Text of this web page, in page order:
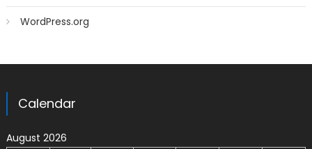
WordPress.org
Calendar
August 2026